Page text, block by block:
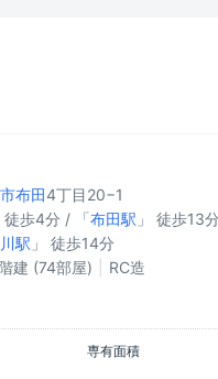
布田4丁目20−1
徒歩4分 / 「布田駅 」 徒歩13
駅 」 徒歩14分
建 (74部屋) RC造
専有面積